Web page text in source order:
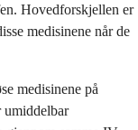
Hovedforskjellen er
medisinene når de
medisinene på
umiddelbar